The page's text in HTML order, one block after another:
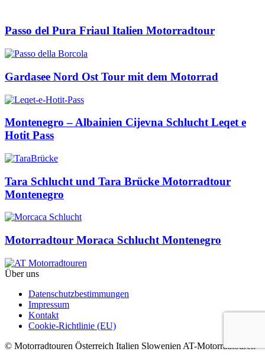
Passo del Pura Friaul Italien Motorradtour
Gardasee Nord Ost Tour mit dem Motorrad
Montenegro – Albainien Cijevna Schlucht Leqet e
Hotit Pass
Tara Schlucht und Tara Brücke Motorradtour
Montenegro
Motorradtour Moraca Schlucht Montenegro
Über uns
Datenschutzbestimmungen
Impressum
Kontakt
Cookie-Richtlinie (EU)
© Motorradtouren Österreich Italien Slowenien AT-Motorradtouren